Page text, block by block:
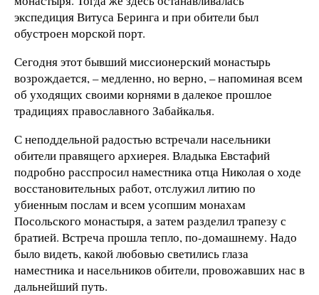
экспедиция Витуса Беринга и при обители был
обустроен морской порт.
Сегодня этот бывший миссионерский монастырь
возрождается, – медленно, но верно, – напоминая всем
об уходящих своими корнями в далекое прошлое
традициях православного Забайкалья.
С неподдельной радостью встречали насельники
обители правящего архиерея. Владыка Евстафий
подробно расспросил наместника отца Николая о ходе
восстановительных работ, отслужил литию по
убиенным послам и всем усопшим монахам
Посольского монастыря, а затем разделил трапезу с
братией. Встреча прошла тепло, по-домашнему. Надо
было видеть, какой любовью светились глаза
наместника и насельников обители, провожавших нас в
дальнейший путь.